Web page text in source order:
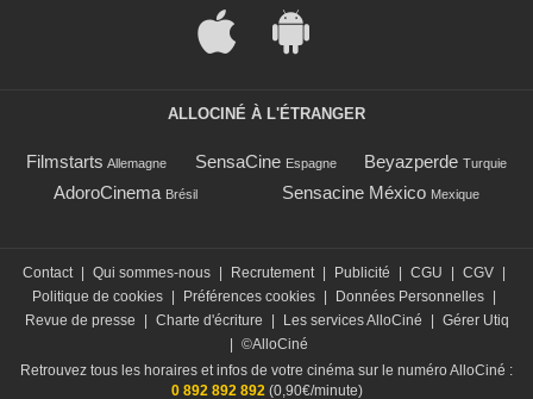
ALLOCINÉ À L'ÉTRANGER
Filmstarts Allemagne SensaCine Espagne Beyazperde Turquie
AdoroCinema Brésil Sensacine México Mexique
Contact | Qui sommes-nous | Recrutement | Publicité | CGU | CGV |
Politique de cookies | Préférences cookies | Données Personnelles |
Revue de presse
| Charte d'écriture | Les services AlloCiné | Gérer Utiq
| ©AlloCiné
Retrouvez tous les horaires et infos de votre cinéma sur le numéro AlloCiné :
0 892 892 892 (0,90€/minute)